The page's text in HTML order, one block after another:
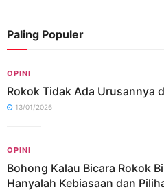
Paling Populer
OPINI
Rokok Tidak Ada Urusannya
13/01/2026
OPINI
Bohong Kalau Bicara Rokok
Hanyalah Kebiasaan dan